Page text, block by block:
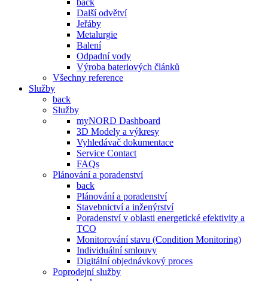
back
Další odvětví
Jeřáby
Metalurgie
Balení
Odpadní vody
Výroba bateriových článků
Všechny reference
Služby
back
Služby
myNORD Dashboard
3D Modely a výkresy
Vyhledávač dokumentace
Service Contact
FAQs
Plánování a poradenství
back
Plánování a poradenství
Stavebnictví a inženýrství
Poradenství v oblasti energetické efektivity a
TCO
Monitorování stavu (Condition Monitoring)
Individuální smlouvy
Digitální objednávkový proces
Poprodejní služby